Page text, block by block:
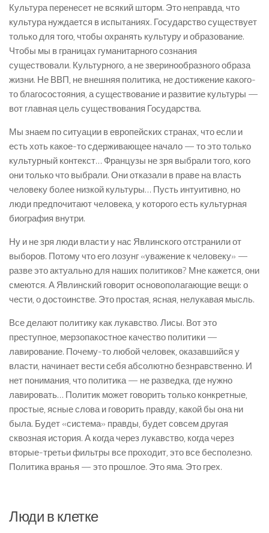
Культура перенесет не всякий шторм. Это неправда, что
культура нуждается в испытаниях. Государство существует
только для того, чтобы охранять культуру и образование.
Чтобы мы в границах гуманитарного сознания
существовали. Культурного, а не зверинообразного образа
жизни. Не ВВП, не внешняя политика, не достижение какого-
то благосостояния, а существование и развитие культуры —
вот главная цель существования Государства.
Мы знаем по ситуации в европейских странах, что если и
есть хоть какое-то сдерживающее начало — то это только
культурный контекст… Французы не зря выбрали того, кого
они только что выбрали. Они отказали в праве на власть
человеку более низкой культуры… Пусть интуитивно, но
люди предпочитают человека, у которого есть культурная
биография внутри.
Ну и не зря люди власти у нас Явлинского отстранили от
выборов. Потому что его лозунг «уважение к человеку» —
разве это актуально для наших политиков? Мне кажется, они
смеются. А Явлинский говорит основополагающие вещи: о
чести, о достоинстве. Это простая, ясная, нелукавая мысль.
Все делают политику как лукавство. Лисы. Вот это
преступное, мерзопакостное качество политики —
лавирование. Почему-то любой человек, оказавшийся у
власти, начинает вести себя абсолютно безнравственно. И
нет понимания, что политика — не разведка, где нужно
лавировать… Политик может говорить только конкретные,
простые, ясные слова и говорить правду, какой бы она ни
была. Будет «система» правды, будет совсем другая
сквозная история. А когда через лукавство, когда через
вторые-третьи фильтры все проходит, это все бесполезно.
Политика вранья — это прошлое. Это яма. Это грех.
Люди в клетке